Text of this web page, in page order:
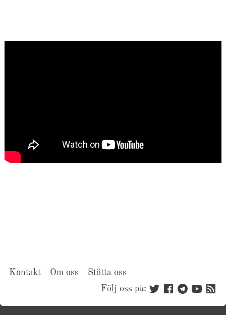
Kontakt Om oss
Stötta oss
Följ oss på: